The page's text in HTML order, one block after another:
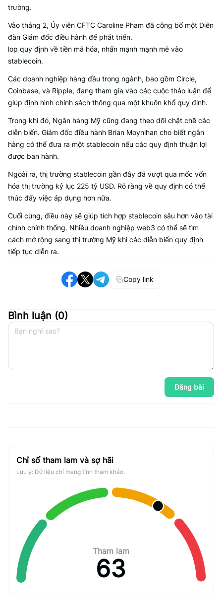
trường.
Vào tháng 2, Ủy viên CFTC Caroline Pham đã công bố một Diễn
đàn Giám đốc điều hành để phát triển.
lop quy định về tiền mã hóa, nhấn mạnh mạnh mẽ vào
stablecoin.
Các doanh nghiệp hàng đầu trong ngành, bao gồm Circle,
Coinbase, và Ripple, đang tham gia vào các cuộc thảo luận để
giúp định hình chính sách thông qua một khuôn khổ quy định.
Trong khi đó, Ngân hàng Mỹ cũng đang theo dõi chặt chẽ các
diễn biến. Giám đốc điều hành Brian Moynihan cho biết ngân
hàng có thể đưa ra một stablecoin nếu các quy định thuận lợi
được ban hành.
Ngoài ra, thị trường stablecoin gần đây đã vượt qua mốc vốn
hóa thị trường kỷ lục 225 tỷ USD. Rõ ràng về quy định có thể
thúc đẩy việc áp dụng hơn nữa.
Cuối cùng, điều này sẽ giúp tích hợp stablecoin sâu hơn vào tài
chính chính thống. Nhiều doanh nghiệp web3 có thể sẽ tìm
cách mở rộng sang thị trường Mỹ khi các diễn biến quy định
tiếp tục diễn ra.
Copy link
Bình luận (0)
Đăng bài
Chỉ số tham lam và sợ hãi
Lưu ý: Dữ liệu chỉ mang tính tham khảo.
Tham lam
63